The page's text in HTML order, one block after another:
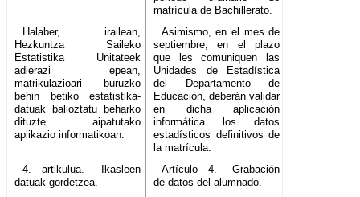
matrícula de Bachillerato.
Halaber, irailean,
Hezkuntza Saileko
Estatistika Unitateek
adierazi epean,
matrikulazioari buruzko
behin betiko estatistika-
datuak balioztatu beharko
dituzte aipatutako
aplikazio informatikoan.
Asimismo, en el mes de
septiembre, en el plazo
que les comuniquen las
Unidades de Estadística
del Departamento de
Educación, deberán validar
en dicha aplicación
informática los datos
estadísticos definitivos de
la matrícula.
4. artikulua.– Ikasleen
datuak gordetzea.
Artículo 4.– Grabación
de datos del alumnado.